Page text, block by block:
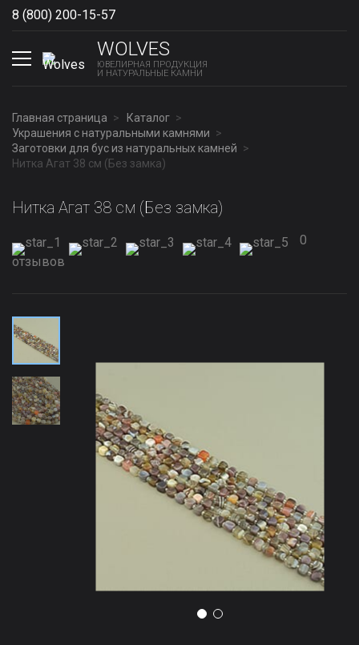
8 (800) 200-15-57
WOLVES
ЮВЕЛИРНАЯ ПРОДУКЦИЯ
И НАТУРАЛЬНЫЕ КАМНИ
Главная страница
Каталог
Украшения с натуральными камнями
Заготовки для бус из натуральных камней
Нитка Агат 38 см (Без замка)
Нитка Агат 38 см (Без замка)
0
отзывов